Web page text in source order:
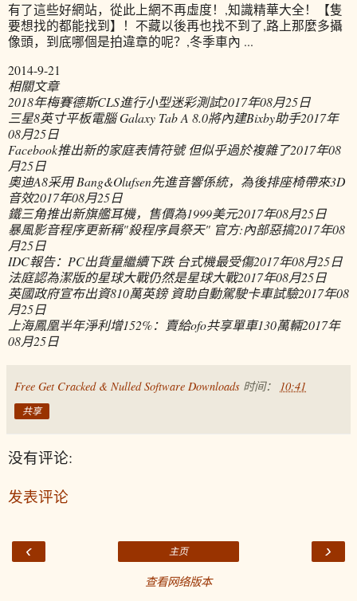
有了這些好網站，從此上網不再虛度！,知識精華大全！【隻
要想找的都能找到】！不藏以後再也找不到了,路上那麼多攝
像頭，到底哪個是拍違章的呢？,冬季車內 ...
2014-9-21
相關文章
2018年梅賽德斯CLS進行小型迷彩測試2017年08月25日
三星8英寸平板電腦 Galaxy Tab A 8.0將內建Bixby助手2017年
08月25日
Facebook推出新的家庭表情符號 但似乎過於複雜了2017年08
月25日
奧迪A8采用 Bang&Olufsen先進音響係統，為後排座椅帶來3D
音效2017年08月25日
鐵三角推出新旗艦耳機，售價為1999美元2017年08月25日
暴風影音程序更新稱"殺程序員祭天" 官方:內部惡搞2017年08
月25日
IDC報告：PC出貨量繼續下跌 台式機最受傷2017年08月25日
法庭認為潔版的星球大戰仍然是星球大戰2017年08月25日
英國政府宣布出資810萬英鎊 資助自動駕駛卡車試驗2017年08
月25日
上海鳳凰半年淨利增152%：賣給ofo共享單車130萬輛2017年
08月25日
Free Get Cracked & Nulled Software Downloads 时间： 10:41
共享
没有评论:
发表评论
‹ ›
主页
查看网络版本